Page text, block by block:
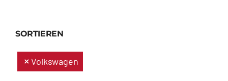
SORTIEREN
Volkswagen